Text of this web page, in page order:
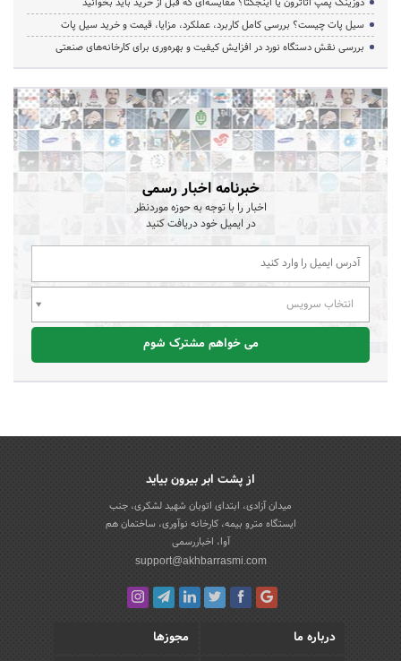
سیل پات چیست؟ بررسی کامل کاربرد، عملکرد، مزایا، قیمت و خرید سیل پات
بررسی نقش دستگاه نورد در افزایش کیفیت و بهره‌وری برای کارخانه‌های صنعتی
خبرنامه اخبار رسمی
اخبار را با توجه به حوزه موردنظر
در ایمیل خود دریافت کنید
انتخاب سرویس
می خواهم مشترک شوم
از پشت ابر بیرون بیاید
میدان آزادی، ابتدای اتوبان شهید لشکری، جنب
ایستگاه مترو بیمه، کارخانه نوآوری، ساختمان هم
آوا، اخباررسمی
support@akhbarrasmi.com
درباره ما
مجوزها